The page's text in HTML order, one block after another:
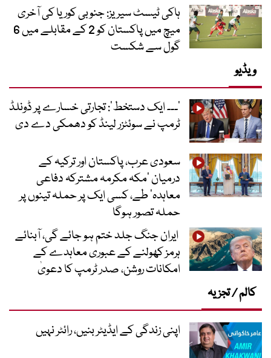
ہاکی ٹیسٹ سیریز: جنوبی کوریا کی آخری
میچ میں پاکستان کو 2 کے مقابلے میں 6
گول سے شکست
ویڈیو
’۔۔۔ ایک دستخط‘: تجارتی خسارے پر ڈونلڈ
ٹرمپ نے سوئٹزر لینڈ کو دھمکی دے دی
سعودی عرب، پاکستان اور ترکیہ کے
درمیان ’مکہ مکرمہ مشترکہ دفاعی
معاہدہ‘ طے، کسی ایک پر حملہ تینوں پر
حملہ تصور ہوگا
ایران جنگ جلد ختم ہو جائے گی، آبنائے
ہرمز کھولنے کے عبوری معاہدے کے
امکانات روشن، صدر ٹرمپ کا دعویٰ
کالم / تجزیہ
اپنی زندگی کے ایڈیٹر بنیں، رائٹر نہیں